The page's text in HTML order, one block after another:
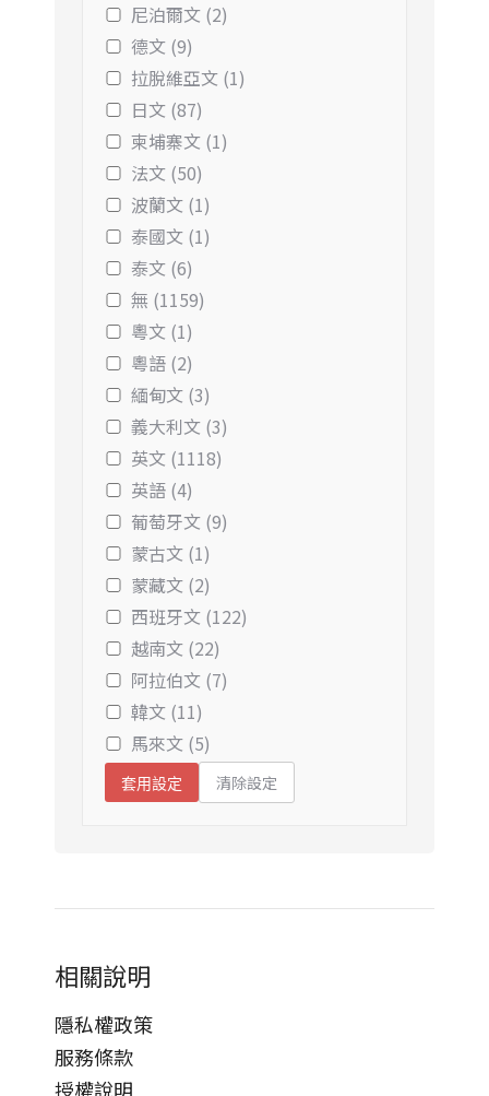
尼泊爾文 (2)
德文 (9)
拉脫維亞文 (1)
日文 (87)
柬埔寨文 (1)
法文 (50)
波蘭文 (1)
泰國文 (1)
泰文 (6)
無 (1159)
粵文 (1)
粵語 (2)
緬甸文 (3)
義大利文 (3)
英文 (1118)
英語 (4)
葡萄牙文 (9)
蒙古文 (1)
蒙藏文 (2)
西班牙文 (122)
越南文 (22)
阿拉伯文 (7)
韓文 (11)
馬來文 (5)
套用設定 清除設定
相關說明
隱私權政策
服務條款
授權說明